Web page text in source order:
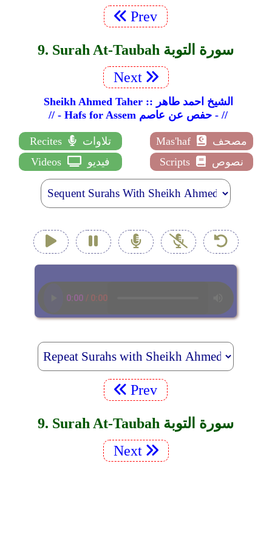
Prev
9. Surah At-Taubah سورة التوبة
Next
Sheikh Ahmed Taher :: الشيخ احمد طاهر
// - Hafs for Assem حفص عن عاصم - //
Recites تلاوات Mas'haf
مصحف
Videos
فيديو Scripts نصوص
Prev
9. Surah At-Taubah سورة التوبة
Next